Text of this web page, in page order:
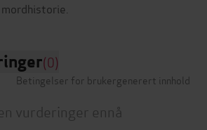
(0)
Betingelser for brukergenerert innhold
vurderinger ennå